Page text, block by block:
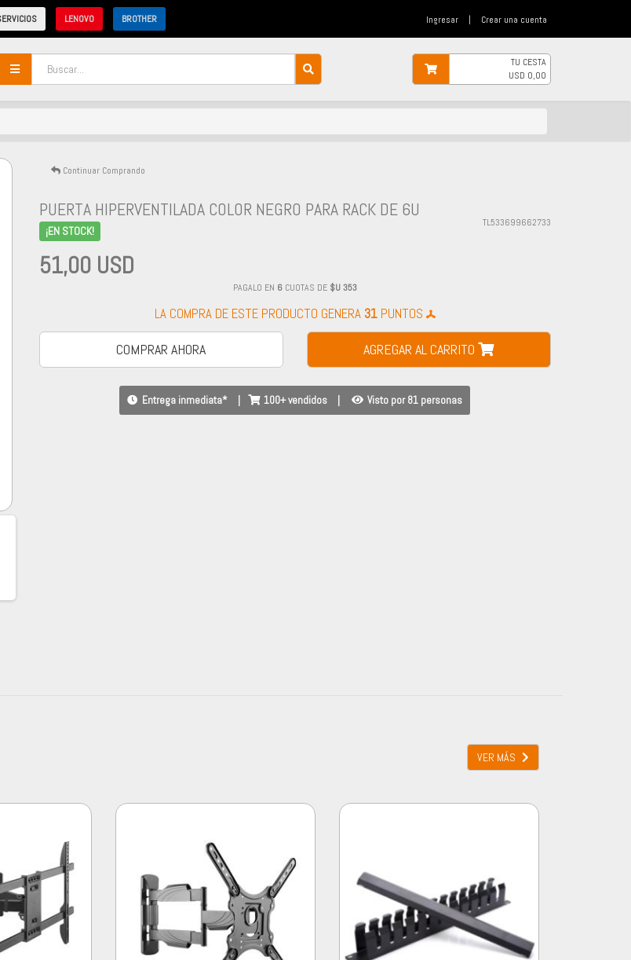
LENOVO BROTHER Ingresar | Crear una cuenta
TU CESTA
USD 0,00
Continuar Comprando
PUERTA HIPERVENTILADA COLOR NEGRO PARA RACK DE 6U
¡EN STOCK!
TL533699662733
51,00 USD
PAGALO EN 6CUOTAS DE $U 353
LA COMPRA DE ESTE PRODUCTO GENERA 31PUNTOS
COMPRAR AHORA AGREGAR AL CARRITO
Entrega inmediata* 100+ vendidos Visto por 81 personas
VER MÁS